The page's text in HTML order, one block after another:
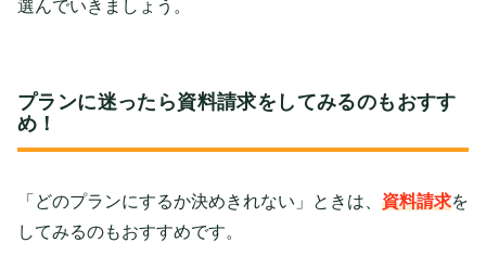
選んでいきましょう。
プランに迷ったら資料請求をしてみるのもおすす
め！
「どのプランにするか決めきれない」ときは、 資料請求を
してみるのもおすすめです。